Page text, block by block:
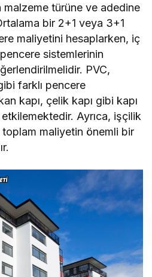
malzeme türüne ve adedine
bir 2+1 veya 3+1
maliyetini hesaplarken, iç
sistemlerinin
PVC,
farklı pencere
kapı, çelik kapı gibi kapı
Ayrıca, işçilik
maliyetin önemli bir